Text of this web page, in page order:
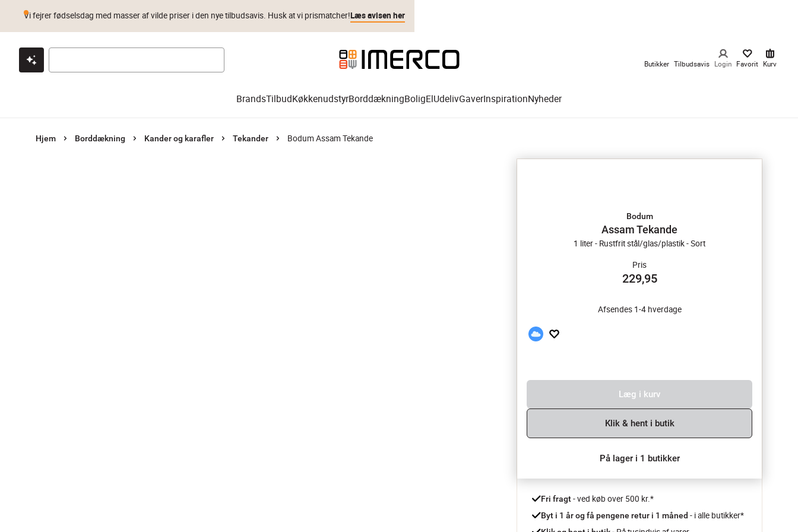
Klik & hent Byt i 1 år Prismatch
Vi fejrer fødselsdag med masser af vilde priser i den nye tilbudsavis. Husk at vi prismatcher!Læs avisen her
Butikker Tilbudsavis Login Favorit Kurv
BrandsTilbudKøkkenudstyrBorddækningBoligElUdelivGaverInspirationNyheder
Hjem Borddækning Kander og karafler Tekander Bodum Assam Tekande
Bodum
Assam Tekande
1 liter - Rustfrit stål/glas/plastik - Sort
Pris
229,95
Afsendes 1-4 hverdage
Læg i kurv
Klik & hent i butik
På lager i 1 butikker
Fri fragt - ved køb over 500 kr.*
Byt i 1 år og få pengene retur i 1 måned - i alle butikker*